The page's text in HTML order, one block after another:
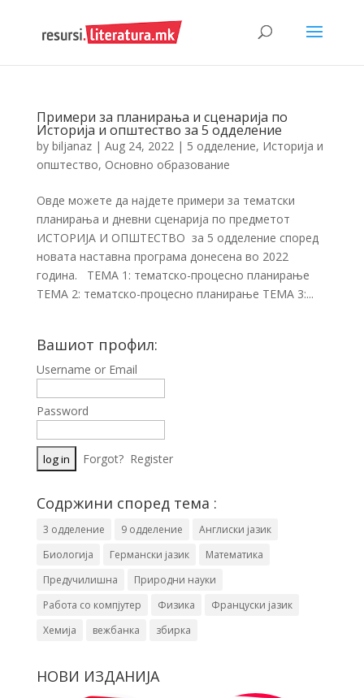
Примери за планирања и сценарија по
Историја и општество за 5 одделение
by biljanaz| Aug 24, 2022| 5 одделение, Историја и
општество, Основно образование
Овде можете да најдете примери за тематски
планирања и дневни сценарија по предметот
ИСТОРИЈА И ОПШТЕСТВО за 5 одделение според
новата наставна програма донесена во 2022
година. ТЕМА 1: тематско-процесно планирање
ТЕМА 2: тематско-процесно планирање ТЕМА 3:...
Вашиот профил:
Username or Email
Password
Forgot? Register
Содржини според тема :
3 одделение 9 одделение
Англиски јазик
Биологија
Германски јазик
Математика
Предучилишна
Природни науки
Работа со компјутер
Физика
Француски јазик
Хемија
вежбанка збирка
НОВИ ИЗДАНИЈА